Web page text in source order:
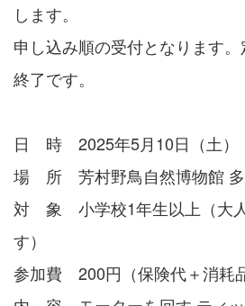
します。
申し込み順の受付となります
終了です。
日 時 2025年5月10日（土）
場 所 芳村野鳥自然博物館 多
対 象 小学校1年生以上（大
す）
参加費 200円（保険代＋消耗